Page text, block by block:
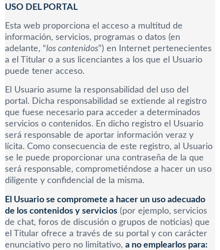
USO DEL PORTAL
Esta web proporciona el acceso a multitud de
información, servicios, programas o datos (en
adelante, “los contenidos”) en Internet pertenecientes
a el Titular o a sus licenciantes a los que el Usuario
puede tener acceso.
El Usuario asume la responsabilidad del uso del
portal. Dicha responsabilidad se extiende al registro
que fuese necesario para acceder a determinados
servicios o contenidos. En dicho registro el Usuario
será responsable de aportar información veraz y
lícita. Como consecuencia de este registro, al Usuario
se le puede proporcionar una contraseña de la que
será responsable, comprometiéndose a hacer un uso
diligente y confidencial de la misma.
El Usuario se compromete a hacer un uso adecuado
de los contenidos y servicios (por ejemplo, servicios
de chat, foros de discusión o grupos de noticias) que
el Titular ofrece a través de su portal y con carácter
enunciativo pero no limitativo, a no emplearlos para: